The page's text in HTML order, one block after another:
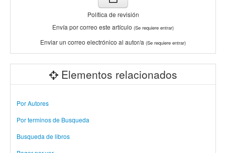
Política de revisión
Envía por correo este artículo (Se requiere entrar)
Enviar un correo electrónico al autor/a (Se requiere entrar)
Elementos relacionados
Por Autores
Por terminos de Busqueda
Busqueda de libros